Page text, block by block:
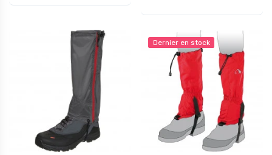
Dernier en stock